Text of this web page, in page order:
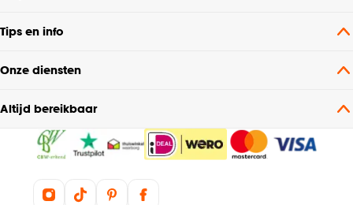
Tips en info
Onze diensten
Altijd bereikbaar